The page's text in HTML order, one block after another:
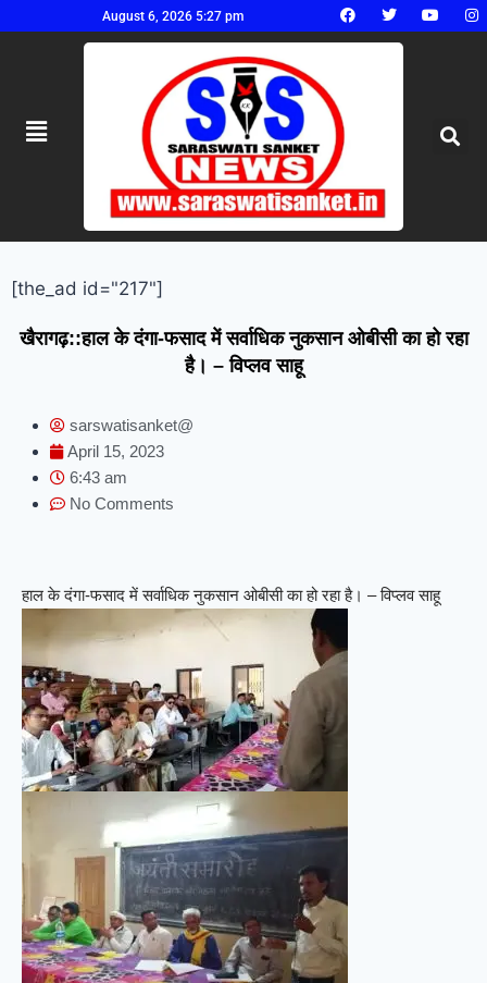
August 6, 2026 5:27 pm
[the_ad id="217"]
खैरागढ़::हाल के दंगा-फसाद में सर्वाधिक नुकसान ओबीसी का हो रहा
है। – विप्लव साहू
sarswatisanket@
April 15, 2023
6:43 am
No Comments
हाल के दंगा-फसाद में सर्वाधिक नुकसान ओबीसी का हो रहा है। – विप्लव साहू